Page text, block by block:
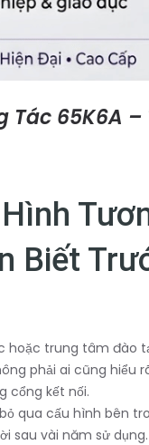
65K6A –
Biết
trung tâm đào
phải ai cũng
cổng kết nối.
qua cấu hình bên
sau vài năm sử dụng.